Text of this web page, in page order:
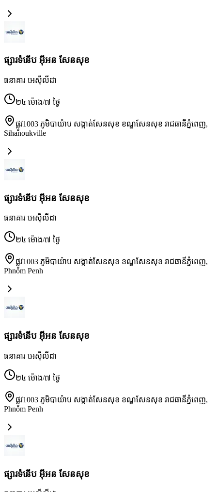
ផ្សារទំនើប អ៊ីអន សែនសុខ
ធនាគារ អេស៊ីលីដា
២៤ ម៉ោង/៧ ថ្ងៃ
ផ្លូវ1003 ភូមិបាយ៉ាប សង្កាត់សែនសុខ ខណ្ឌសែនសុខ រាជធានីភ្នំពេញ,
Sihanoukville
ផ្សារទំនើប អ៊ីអន សែនសុខ
ធនាគារ អេស៊ីលីដា
២៤ ម៉ោង/៧ ថ្ងៃ
ផ្លូវ1003 ភូមិបាយ៉ាប សង្កាត់សែនសុខ ខណ្ឌសែនសុខ រាជធានីភ្នំពេញ,
Phnom Penh
ផ្សារទំនើប អ៊ីអន សែនសុខ
ធនាគារ អេស៊ីលីដា
២៤ ម៉ោង/៧ ថ្ងៃ
ផ្លូវ1003 ភូមិបាយ៉ាប សង្កាត់សែនសុខ ខណ្ឌសែនសុខ រាជធានីភ្នំពេញ,
Phnom Penh
ផ្សារទំនើប អ៊ីអន សែនសុខ